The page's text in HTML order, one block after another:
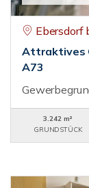
Ebersdorf
Attraktives
A73
3.242 m²
GRUNDSTÜCK